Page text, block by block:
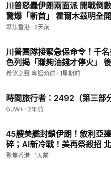
川普怒轟伊朗兩面派 開戰倒
驚爆「斬首」 霍爾木茲明全
開等死 美軍空戰規則變了【今
聚焦香港 · 2天前
川普團隊接緊急保命令！千
色列揭「賺夠油錢才停火」
地】
希望之聲 粵語頻道 · 1星期前
時間旅行者：2492（第三部分
GJW+ · 2年前
45艘美艦封鎖伊朗！敘利亞
碎；AI新冷戰！美再祭殺招
美國後院？盧比奧驚曝中共據
聚焦香港 · 1天前